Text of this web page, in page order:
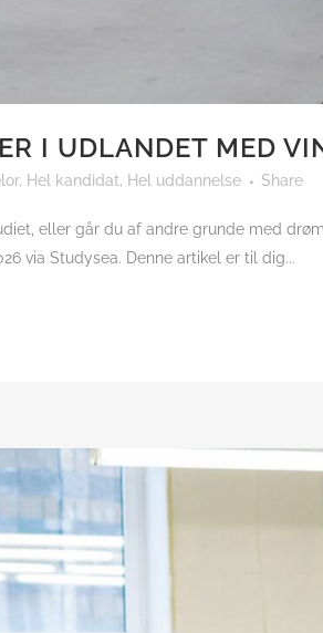
I UDLANDET MED
, Hel kandidat, Hel uddannelse Share
eller går du af andre grunde med
via Studysea. Denne artikel er til dig...